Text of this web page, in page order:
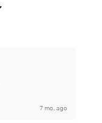
7 mo. ago